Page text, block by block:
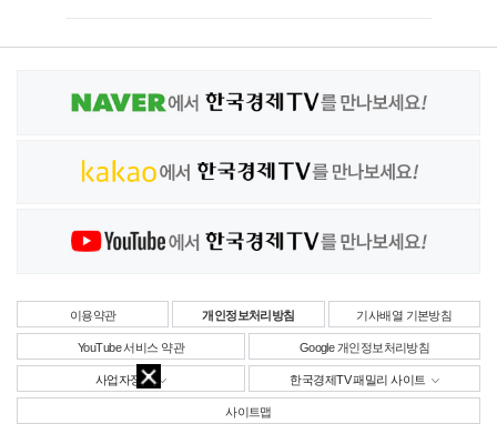
이용약관 개인정보처리방침 기사배열 기본방침
YouTube 서비스 약관 Google 개인정보처리방침
사업자정보 한국경제TV 패밀리 사이트
사이트맵